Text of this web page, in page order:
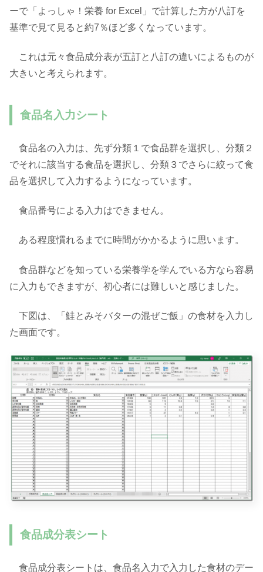
ーで「よっしゃ！栄養 for Excel」で計算した方が八訂を
基準で見て見ると約7％ほど多くなっています。
これは元々食品成分表が五訂と八訂の違いによるものが
大きいと考えられます。
食品名入力シート
食品名の入力は、先ず分類１で食品群を選択し、分類２
でそれに該当する食品を選択し、分類３でさらに絞って食
品を選択して入力するようになっています。
食品番号による入力はできません。
ある程度慣れるまでに時間がかかるように思います。
食品群などを知っている栄養学を学んでいる方なら容易
に入力もできますが、初心者には難しいと感じました。
下図は、「鮭とみそバターの混ぜご飯」の食材を入力し
た画面です。
食品成分表シート
食品成分表シートは、食品名入力で入力した食材のデー